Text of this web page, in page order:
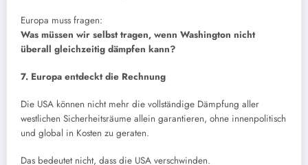
Europa muss fragen:
Was müssen wir selbst tragen, wenn Washington nicht
überall gleichzeitig dämpfen kann?
7. Europa entdeckt die Rechnung
Die USA können nicht mehr die vollständige Dämpfung aller
westlichen Sicherheitsräume allein garantieren, ohne innenpolitisch
und global in Kosten zu geraten.
Das bedeutet nicht, dass die USA verschwinden.